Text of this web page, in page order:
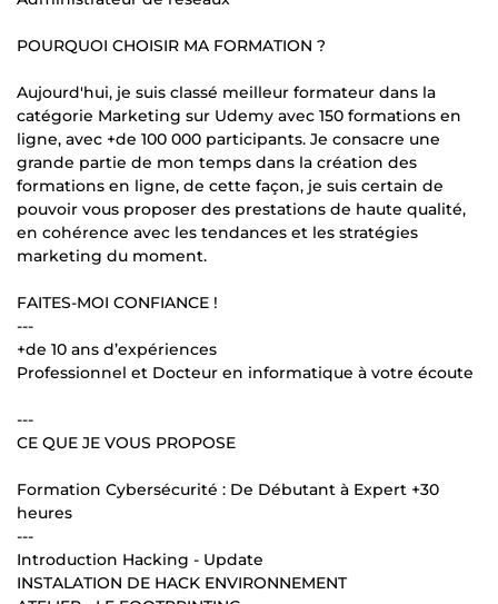
POURQUOI CHOISIR MA FORMATION ?
Aujourd'hui, je suis classé meilleur formateur dans la
catégorie Marketing sur Udemy avec 150 formations en
ligne, avec +de 100 000 participants. Je consacre une
grande partie de mon temps dans la création des
formations en ligne, de cette façon, je suis certain de
pouvoir vous proposer des prestations de haute qualité,
en cohérence avec les tendances et les stratégies
marketing du moment.
FAITES-MOI CONFIANCE !
---
+de 10 ans d’expériences
Professionnel et Docteur en informatique à votre écoute
---
CE QUE JE VOUS PROPOSE
Formation Cybersécurité : De Débutant à Expert +30
heures
---
Introduction Hacking - Update
INSTALATION DE HACK ENVIRONNEMENT